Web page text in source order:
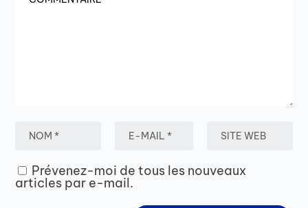
Prévenez-moi de tous les nouveaux
articles par e-mail.